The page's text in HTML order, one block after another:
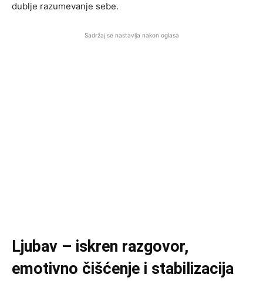
dublje razumevanje sebe.
Sadržaj se nastavlja nakon oglasa
Ljubav – iskren razgovor,
emotivno čišćenje i stabilizacija